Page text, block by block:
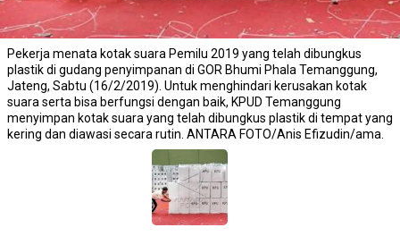
Pekerja menata kotak suara Pemilu 2019 yang telah dibungkus
plastik di gudang penyimpanan di GOR Bhumi Phala Temanggung,
Jateng, Sabtu (16/2/2019). Untuk menghindari kerusakan kotak
suara serta bisa berfungsi dengan baik, KPUD Temanggung
menyimpan kotak suara yang telah dibungkus plastik di tempat yang
kering dan diawasi secara rutin. ANTARA FOTO/Anis Efizudin/ama.